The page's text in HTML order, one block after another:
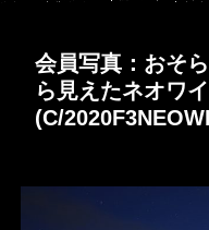
会員写真：おそ
ら見えたネオワ
(C/